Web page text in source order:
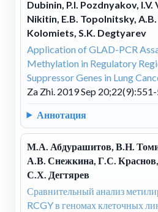
Dubinin, P.I. Pozdnyakov, I.V.
Nikitin, E.B. Topolnitsky, A.B.
Kolomiets, S.K. Degtyarev
Application of GLAD-PCR
Methylation in Regulatory
Suppressor Genes in Lung
Za Zhi. 2019 Sep
Аннотация
М.А. Абдурашитов, В.Н.
А.В. Снежкина, Г.С.
С.Х. Дегтярев
Сравнительный анализ
RCGY в геномах клеточных